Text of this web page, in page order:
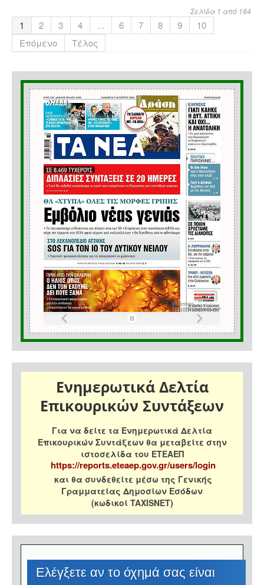
Σελίδα 1 από 184
1 2 3 4 ... 6 7 8 9
10
Επόμενο
Τέλος
Ενημερωτικά Δελτία
Επικουρικών Συντάξεων
Για να δείτε τα Ενημερωτικά Δελτία
Επικουρικών Συντάξεων θα μεταβείτε στην
ιστοσελίδα του ΕΤΕΑΕΠ
https://reports.eteaep.gov.gr/users/login
και θα συνδεθείτε μέσω της Γενικής
Γραμματείας Δημοσίων Εσόδων
(κωδικοί TAXISNET)
Eλέγξετε αν το όχημά σας είναι